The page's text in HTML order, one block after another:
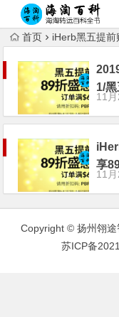
首页 iHerb黑五提前
1/
11月
享
11月
Copyright © 扬州翎途
苏ICP备